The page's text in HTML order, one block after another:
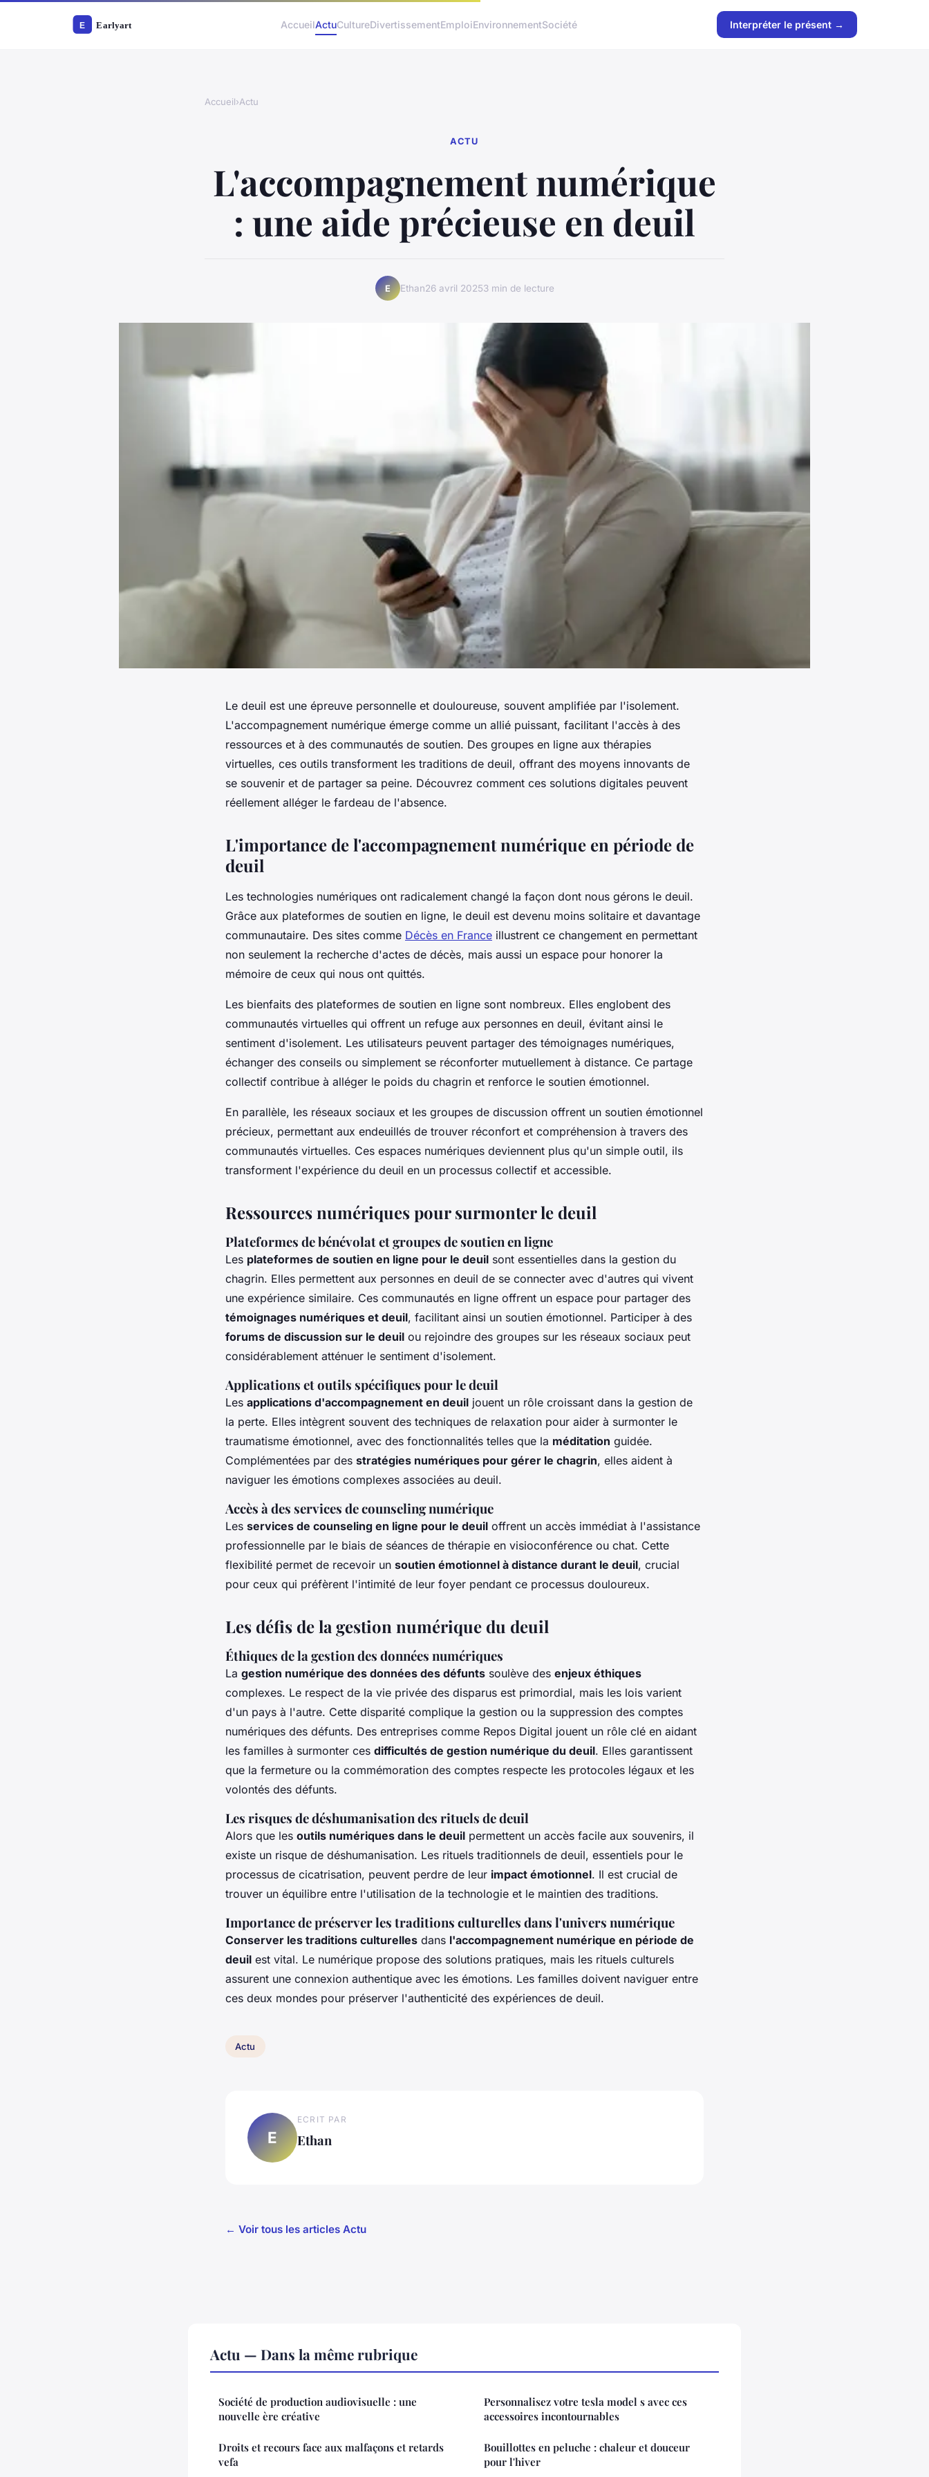
AccueilActuCultureDivertissementEmploiEnvironnementSociété Interpréter le présent →
Accueil›Actu
ACTU
L'accompagnement numérique
: une aide précieuse en deuil
E Ethan26 avril 20253 min de lecture
Le deuil est une épreuve personnelle et douloureuse, souvent amplifiée par l'isolement.
L'accompagnement numérique émerge comme un allié puissant, facilitant l'accès à des
ressources et à des communautés de soutien. Des groupes en ligne aux thérapies
virtuelles, ces outils transforment les traditions de deuil, offrant des moyens innovants de
se souvenir et de partager sa peine. Découvrez comment ces solutions digitales peuvent
réellement alléger le fardeau de l'absence.
L'importance de l'accompagnement numérique en période de
deuil
Les technologies numériques ont radicalement changé la façon dont nous gérons le deuil.
Grâce aux plateformes de soutien en ligne, le deuil est devenu moins solitaire et davantage
communautaire. Des sites comme Décès en France illustrent ce changement en permettant
non seulement la recherche d'actes de décès, mais aussi un espace pour honorer la
mémoire de ceux qui nous ont quittés.
Les bienfaits des plateformes de soutien en ligne sont nombreux. Elles englobent des
communautés virtuelles qui offrent un refuge aux personnes en deuil, évitant ainsi le
sentiment d'isolement. Les utilisateurs peuvent partager des témoignages numériques,
échanger des conseils ou simplement se réconforter mutuellement à distance. Ce partage
collectif contribue à alléger le poids du chagrin et renforce le soutien émotionnel.
En parallèle, les réseaux sociaux et les groupes de discussion offrent un soutien émotionnel
précieux, permettant aux endeuillés de trouver réconfort et compréhension à travers des
communautés virtuelles. Ces espaces numériques deviennent plus qu'un simple outil, ils
transforment l'expérience du deuil en un processus collectif et accessible.
Ressources numériques pour surmonter le deuil
Plateformes de bénévolat et groupes de soutien en ligne
Les plateformes de soutien en ligne pour le deuil sont essentielles dans la gestion du
chagrin. Elles permettent aux personnes en deuil de se connecter avec d'autres qui vivent
une expérience similaire. Ces communautés en ligne offrent un espace pour partager des
témoignages numériques et deuil, facilitant ainsi un soutien émotionnel. Participer à des
forums de discussion sur le deuil ou rejoindre des groupes sur les réseaux sociaux peut
considérablement atténuer le sentiment d'isolement.
Applications et outils spécifiques pour le deuil
Les applications d'accompagnement en deuil jouent un rôle croissant dans la gestion de
la perte. Elles intègrent souvent des techniques de relaxation pour aider à surmonter le
traumatisme émotionnel, avec des fonctionnalités telles que la méditation guidée.
Complémentées par des stratégies numériques pour gérer le chagrin, elles aident à
naviguer les émotions complexes associées au deuil.
Accès à des services de counseling numérique
Les services de counseling en ligne pour le deuil offrent un accès immédiat à l'assistance
professionnelle par le biais de séances de thérapie en visioconférence ou chat. Cette
flexibilité permet de recevoir un soutien émotionnel à distance durant le deuil, crucial
pour ceux qui préfèrent l'intimité de leur foyer pendant ce processus douloureux.
Les défis de la gestion numérique du deuil
Éthiques de la gestion des données numériques
La gestion numérique des données des défunts soulève des enjeux éthiques
complexes. Le respect de la vie privée des disparus est primordial, mais les lois varient
d'un pays à l'autre. Cette disparité complique la gestion ou la suppression des comptes
numériques des défunts. Des entreprises comme Repos Digital jouent un rôle clé en aidant
les familles à surmonter ces difficultés de gestion numérique du deuil. Elles garantissent
que la fermeture ou la commémoration des comptes respecte les protocoles légaux et les
volontés des défunts.
Les risques de déshumanisation des rituels de deuil
Alors que les outils numériques dans le deuil permettent un accès facile aux souvenirs, il
existe un risque de déshumanisation. Les rituels traditionnels de deuil, essentiels pour le
processus de cicatrisation, peuvent perdre de leur impact émotionnel. Il est crucial de
trouver un équilibre entre l'utilisation de la technologie et le maintien des traditions.
Importance de préserver les traditions culturelles dans l'univers numérique
Conserver les traditions culturelles dans l'accompagnement numérique en période de
deuil est vital. Le numérique propose des solutions pratiques, mais les rituels culturels
assurent une connexion authentique avec les émotions. Les familles doivent naviguer entre
ces deux mondes pour préserver l'authenticité des expériences de deuil.
Actu
E
ECRIT PAR
Ethan
← Voir tous les articles Actu
Actu — Dans la même rubrique
Société de production audiovisuelle : une
nouvelle ère créative
Droits et recours face aux malfaçons et retards
vefa
Personnalisez votre tesla model s avec ces
accessoires incontournables
Bouillottes en peluche : chaleur et douceur
pour l'hiver